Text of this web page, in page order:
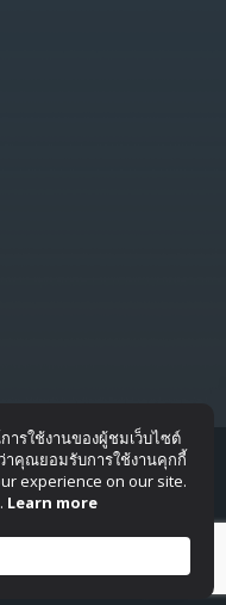
ารใช้งานของผู้ชมเว็บไซต์
าคุณยอมรับการใช้งานคุกกี้
experience on our site.
Learn more
- All rights